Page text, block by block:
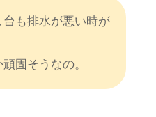
も排水が悪い時が
固そうなの。